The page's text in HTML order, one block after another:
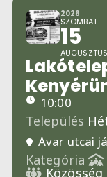
2026
SZOMBAT
15
AUGUSZTUS
10:00
Település
Avar utcai
Kategória
Közösség